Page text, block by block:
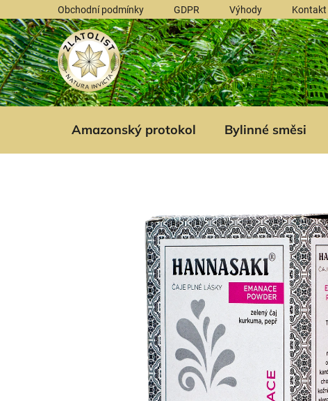
na
obsah
Obchodní podmínky GDPR Výhody Kontakt
Amazonský protokol Bylinné směsi